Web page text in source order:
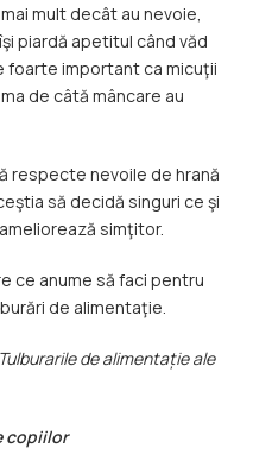
mult decât au nevoie,
piardă apetitul când văd
foarte important ca micuţii
de câtă mâncare au
respecte nevoile de hrană
să decidă singuri ce şi
simţitor.
ce anume să faci pentru
de alimentaţie.
de alimentație ale
copiilor